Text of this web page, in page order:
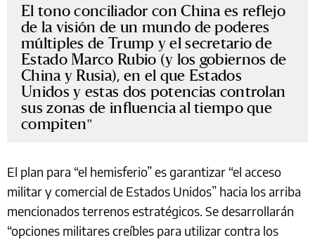
El tono conciliador con China es reflejo
de la visión de un mundo de poderes
múltiples de Trump y el secretario de
Estado Marco Rubio (y los gobiernos de
China y Rusia), en el que Estados
Unidos y estas dos potencias controlan
sus zonas de influencia al tiempo que
compiten
El plan para “el hemisferio” es garantizar “el acceso
militar y comercial de Estados Unidos” hacia los arriba
mencionados terrenos estratégicos. Se desarrollarán
“opciones militares creíbles para utilizar contra los